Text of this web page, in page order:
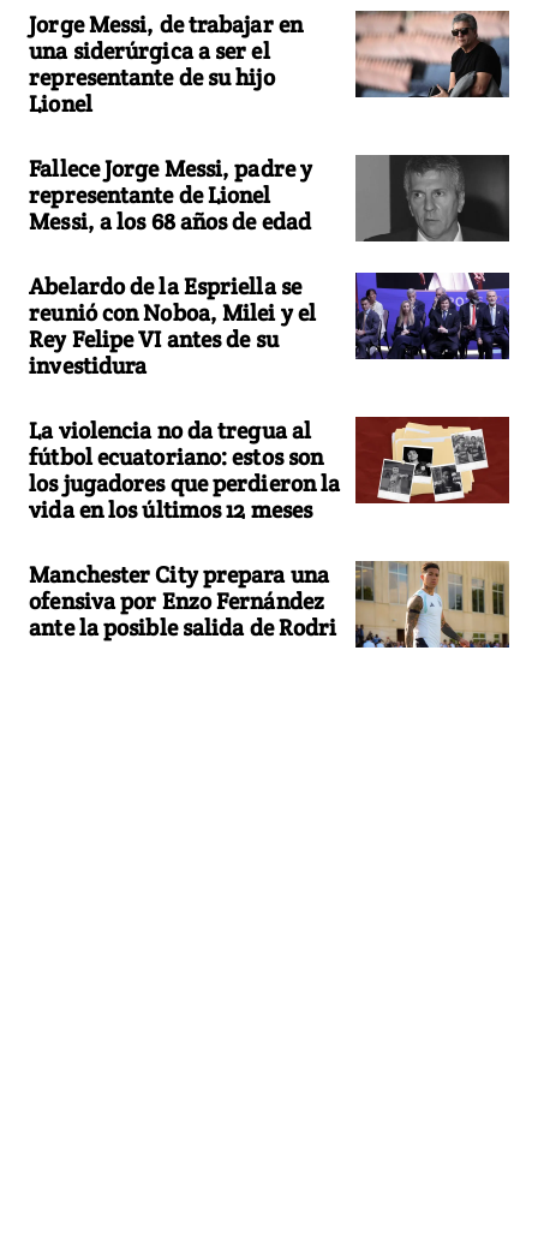
Jorge Messi, de trabajar en
una siderúrgica a ser el
representante de su hijo
Lionel
Fallece Jorge Messi, padre y
representante de Lionel
Messi, a los 68 años de edad
Abelardo de la Espriella se
reunió con Noboa, Milei y el
Rey Felipe VI antes de su
investidura
La violencia no da tregua al
fútbol ecuatoriano: estos son
los jugadores que perdieron la
vida en los últimos 12 meses
Manchester City prepara una
ofensiva por Enzo Fernández
ante la posible salida de Rodri